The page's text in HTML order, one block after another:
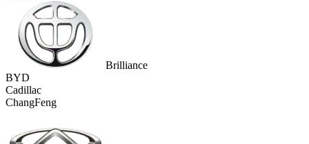
Brilliance
BYD
Cadillac
ChangFeng